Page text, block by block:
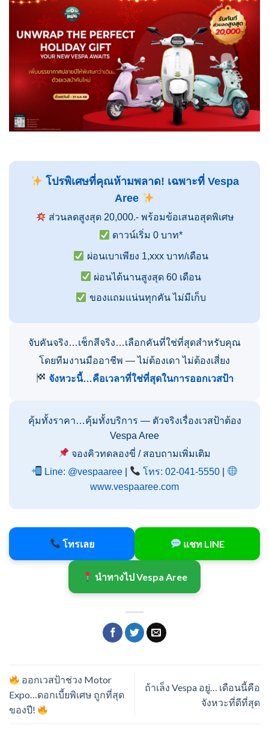
โปรพิเศษที่คุณห้ามพลาด! เฉพาะที่ Vespa
Aree
ส่วนลดสูงสุด 20,000.- พร้อมข้อเสนอสุดพิเศษ
ดาวน์เริ่ม 0 บาท*
ผ่อนเบาเพียง 1,xxx บาท/เดือน
ผ่อนได้นานสูงสุด 60 เดือน
ของแถมแน่นทุกคัน ไม่มีเก็บ
จับคันจริง…เช็กสีจริง…เลือกคันที่ใช่ที่สุดสำหรับคุณ
โดยทีมงานมืออาชีพ — ไม่ต้องเดา ไม่ต้องเสี่ยง
จังหวะนี้…คือเวลาที่ใช่ที่สุดในการออกเวสป้า
คุ้มทั้งราคา…คุ้มทั้งบริการ — ตัวจริงเรื่องเวสป้าต้อง
Vespa Aree
จองคิวทดลองขี่ / สอบถามเพิ่มเติม
Line: @vespaaree| โทร: 02-041-5550
www.vespaaree.com
โทรเลย แชท LINE
นำทางไป Vespa Aree
ออกเวสป้าช่วง Motor
Expo…ดอกเบี้ยพิเศษ ถูกที่สุด
ของปี!
ถ้าเล็ง Vespa อยู่… เดือนนี้คือ
จังหวะที่ดีที่สุด